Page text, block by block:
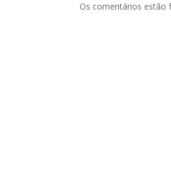
Os comentários estão